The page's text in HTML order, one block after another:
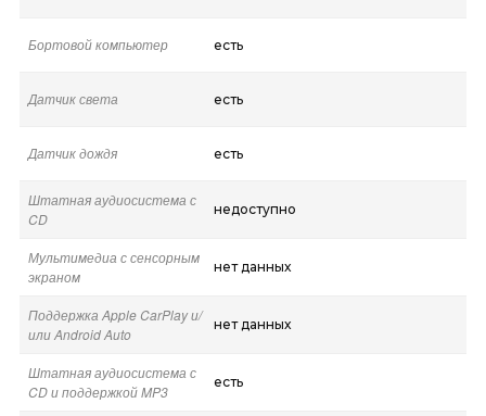
Бортовой компьютер есть
Датчик света есть
Датчик дождя есть
Штатная аудиосистема с
CD
недоступно
Мультимедиа с сенсорным
экраном
нет данных
Поддержка Apple CarPlay и/
или Android Auto
нет данных
Штатная аудиосистема с
CD и поддержкой MP3
есть